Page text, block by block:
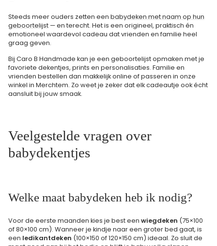
Steeds meer ouders zetten een babydeken met naam op hun
geboortelijst — en terecht. Het is een origineel, praktisch én
emotioneel waardevol cadeau dat vrienden en familie heel
graag geven.
Bij Caro B Handmade kan je een geboortelijst opmaken met je
favoriete dekentjes, prints en personalisaties. Familie en
vrienden bestellen dan makkelijk online of passeren in onze
winkel in Merchtem. Zo weet je zeker dat elk cadeautje ook écht
aansluit bij jouw smaak.
Veelgestelde vragen over
babydekentjes
Welke maat babydeken heb ik nodig?
Voor de eerste maanden kies je best een wiegdeken (75×100
of 80×100 cm). Wanneer je kindje naar een groter bed gaat, is
een ledikantdeken (100×150 of 120×150 cm) ideaal. Zo sluit de